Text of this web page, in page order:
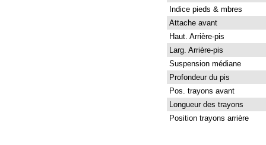
Indice pieds & mbres
Attache avant
Haut. Arrière-pis
Larg. Arrière-pis
Suspension médiane
Profondeur du pis
Pos. trayons avant
Longueur des trayons
Position trayons arrière